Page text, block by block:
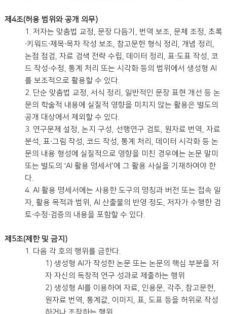
제4조(허용 범위와 공개 의무)
1. 저자는 맞춤법 교정, 문장 다듬기, 번역 보조, 문체 조정, 초록
·키워드·제목·목차 작성 보조, 참고문헌 형식 정리, 개념 정리,
논점 점검, 자료 검색 전략 수립, 데이터 정리, 표·도표 작성, 코
드 작성·수정, 통계 처리 또는 시각화 등의 범위에서 생성형 AI
를 보조적으로 활용할 수 있다.
2. 단순 맞춤법 교정, 서식 정리, 일반적인 문장 표현 개선 등 논
문의 학술적 내용에 실질적 영향을 미치지 않는 활용은 별도의
공개 대상에서 제외할 수 있다.
3. 연구문제 설정, 논지 구성, 선행연구 검토, 원자료 번역, 자료
분석, 표·그림 작성, 코드 작성, 통계 처리, 데이터 시각화 등 논
문의 내용 형성에 실질적으로 영향을 미친 경우에는 논문 말미
또는 별도의 ‘AI 활용 명세서’에 그 활용 사실을 기재하여야 한
다.
4. AI 활용 명세서에는 사용한 도구의 명칭과 버전 또는 접속 일
자, 활용 목적과 범위, AI 산출물의 반영 정도, 저자가 수행한 검
토·수정·검증의 내용을 포함할 수 있다.
제5조(제한 및 금지)
1. 다음 각 호의 행위를 금한다.
1) 생성형 AI가 작성한 논문 또는 논문의 핵심 부분을 저
자 자신의 독창적 연구 성과로 제출하는 행위
2) 생성형 AI를 이용하여 자료, 인용문, 각주, 참고문헌,
원자료 번역, 통계값, 이미지, 표, 도표 등을 허위로 작성
하거나 조작하는 행위